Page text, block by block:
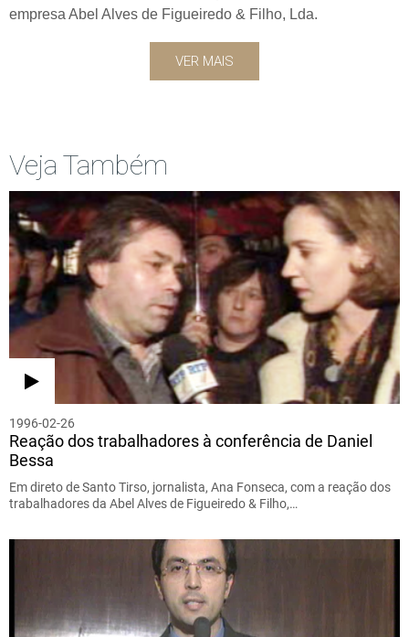
empresa Abel Alves de Figueiredo & Filho, Lda.
VER MAIS
Veja Também
1996-02-26
Reação dos trabalhadores à conferência de Daniel
Bessa
Em direto de Santo Tirso, jornalista, Ana Fonseca, com a reação dos
trabalhadores da Abel Alves de Figueiredo & Filho,…